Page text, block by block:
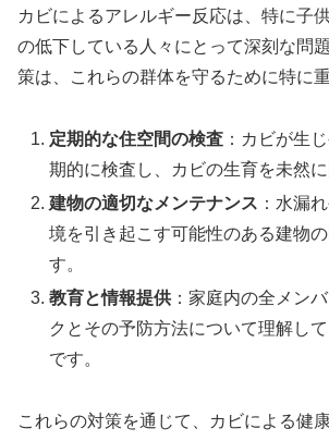
カビによるアレルギー反応は、特に子
の低下している人々にとって深刻な問
策は、これらの群体を守るために特に
定期的な住空間の検査 ：カビが生
期的に検査し、カビの生育を未然に
建物の適切なメンテナンス ：水漏
境を引き起こす可能性のある建物
す。
教育と情報提供 ：家庭内の全メン
クとその予防方法について理解し
です。
これらの対策を通じて、カビによる健